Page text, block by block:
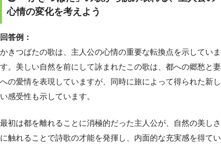
心情の変化を考えよう
回答例：
かきつばたの歌は、主人公の心情の重要な転換点を示していま
す。美しい自然を前にして詠まれたこの歌は、都への郷愁と妻
への愛情を表現していますが、同時に旅によって得られた新し
い感受性も示しています。
最初は都を離れることに消極的だった主人公が、自然の美しさ
に触れることで詩歌の才能を発揮し、内面的な充実感を得てい